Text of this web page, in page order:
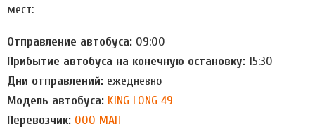
мест:
Отправление автобуса: 09:00
Прибытие автобуса на конечную остановку: 15:30
Дни отправлений: ежедневно
Модель автобуса: KING LONG 49
Перевозчик: ООО МАП